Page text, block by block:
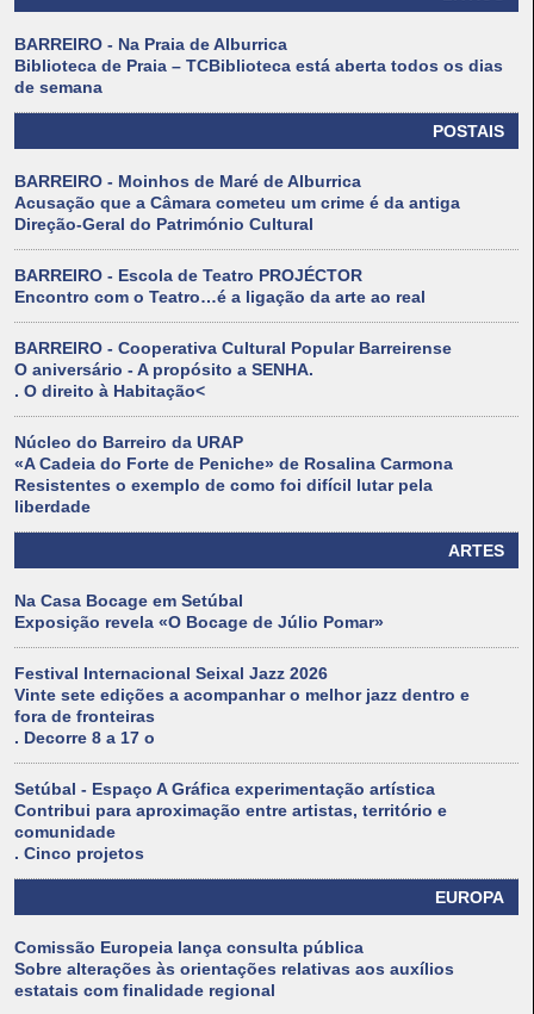
BARREIRO - Na Praia de Alburrica
Biblioteca de Praia – TCBiblioteca está aberta todos os dias
de semana
POSTAIS
BARREIRO - Moinhos de Maré de Alburrica
Acusação que a Câmara cometeu um crime é da antiga
Direção-Geral do Património Cultural
BARREIRO - Escola de Teatro PROJÉCTOR
Encontro com o Teatro…é a ligação da arte ao real
BARREIRO - Cooperativa Cultural Popular Barreirense
O aniversário - A propósito a SENHA.
. O direito à Habitação<
Núcleo do Barreiro da URAP
«A Cadeia do Forte de Peniche» de Rosalina Carmona
Resistentes o exemplo de como foi difícil lutar pela
liberdade
ARTES
Na Casa Bocage em Setúbal
Exposição revela «O Bocage de Júlio Pomar»
Festival Internacional Seixal Jazz 2026
Vinte sete edições a acompanhar o melhor jazz dentro e
fora de fronteiras
. Decorre 8 a 17 o
Setúbal - Espaço A Gráfica experimentação artística
Contribui para aproximação entre artistas, território e
comunidade
. Cinco projetos
EUROPA
Comissão Europeia lança consulta pública
Sobre alterações às orientações relativas aos auxílios
estatais com finalidade regional